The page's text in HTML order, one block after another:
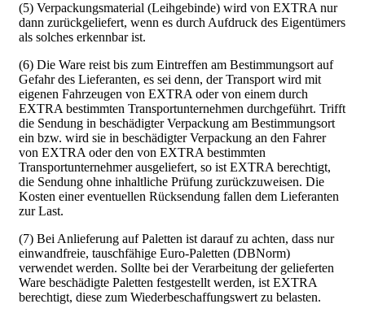
(5) Verpackungsmaterial (Leihgebinde) wird von EXTRA nur
dann zurückgeliefert, wenn es durch Aufdruck des Eigentümers
als solches erkennbar ist.
(6) Die Ware reist bis zum Eintreffen am Bestimmungsort auf
Gefahr des Lieferanten, es sei denn, der Transport wird mit
eigenen Fahrzeugen von EXTRA oder von einem durch
EXTRA bestimmten Transportunternehmen durchgeführt. Trifft
die Sendung in beschädigter Verpackung am Bestimmungsort
ein bzw. wird sie in beschädigter Verpackung an den Fahrer
von EXTRA oder den von EXTRA bestimmten
Transportunternehmer ausgeliefert, so ist EXTRA berechtigt,
die Sendung ohne inhaltliche Prüfung zurückzuweisen. Die
Kosten einer eventuellen Rücksendung fallen dem Lieferanten
zur Last.
(7) Bei Anlieferung auf Paletten ist darauf zu achten, dass nur
einwandfreie, tauschfähige Euro-Paletten (DBNorm)
verwendet werden. Sollte bei der Verarbeitung der gelieferten
Ware beschädigte Paletten festgestellt werden, ist EXTRA
berechtigt, diese zum Wiederbeschaffungswert zu belasten.